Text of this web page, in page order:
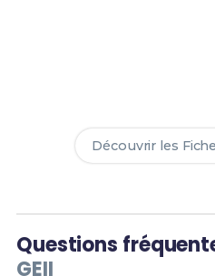
Découvrir les
Questions
GEII